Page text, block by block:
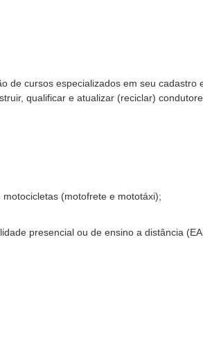
de cursos especializados em seu cadastro
qualificar e atualizar (reciclar)
(motofrete e mototáxi);
presencial ou de ensino a distância